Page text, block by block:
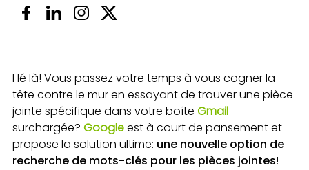
Hé là! Vous passez votre temps à vous cogner la
tête contre le mur en essayant de trouver une pièce
jointe spécifique dans votre boîte Gmail
surchargée? Googleest à court de pansement et
propose la solution ultime: une nouvelle option de
recherche de mots-clés pour les pièces jointes!